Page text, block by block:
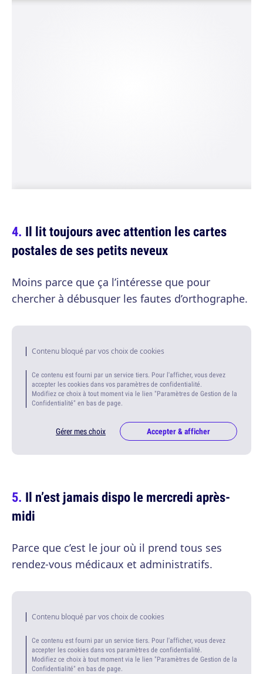
Il lit toujours avec attention les cartes
postales de ses petits neveux
Moins parce que ça l’intéresse que pour
chercher à débusquer les fautes d’orthographe.
Contenu bloqué par vos choix de cookies
Ce contenu est fourni par un service tiers. Pour l'afficher, vous devez
accepter les cookies dans vos paramètres de confidentialité.
Modifiez ce choix à tout moment via le lien "Paramètres de Gestion de la
Confidentialité" en bas de page.
Gérer mes choix Accepter & afficher
Il n’est jamais dispo le mercredi après-
midi
Parce que c’est le jour où il prend tous ses
rendez-vous médicaux et administratifs.
Contenu bloqué par vos choix de cookies
Ce contenu est fourni par un service tiers. Pour l'afficher, vous devez
accepter les cookies dans vos paramètres de confidentialité.
Modifiez ce choix à tout moment via le lien "Paramètres de Gestion de la
Confidentialité" en bas de page.